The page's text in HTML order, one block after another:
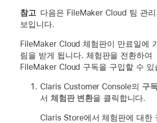
참고 다음은 FileMaker Cloud 팀 관
보입니다.
FileMaker Cloud 체험판이 만료일에
림을 받게 됩니다. 체험판을 전환하여
FileMaker Cloud 구독을 구입할 수 있
Claris Customer Console의 구
서 체험판 변환을 클릭합니다.
Claris Store에서 체험판에 대한